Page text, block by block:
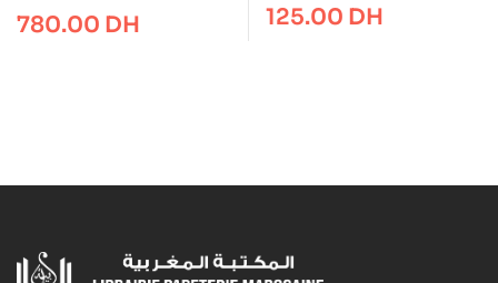
D’Ispahan au Taj Mahal
780.00 DH 125.00 DH